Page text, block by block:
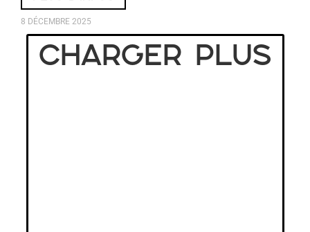
8 DÉCEMBRE 2025
Charger plus